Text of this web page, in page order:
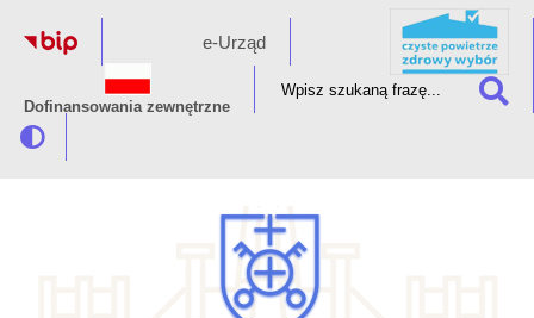
e-Urząd
Dofinansowania zewnętrzne